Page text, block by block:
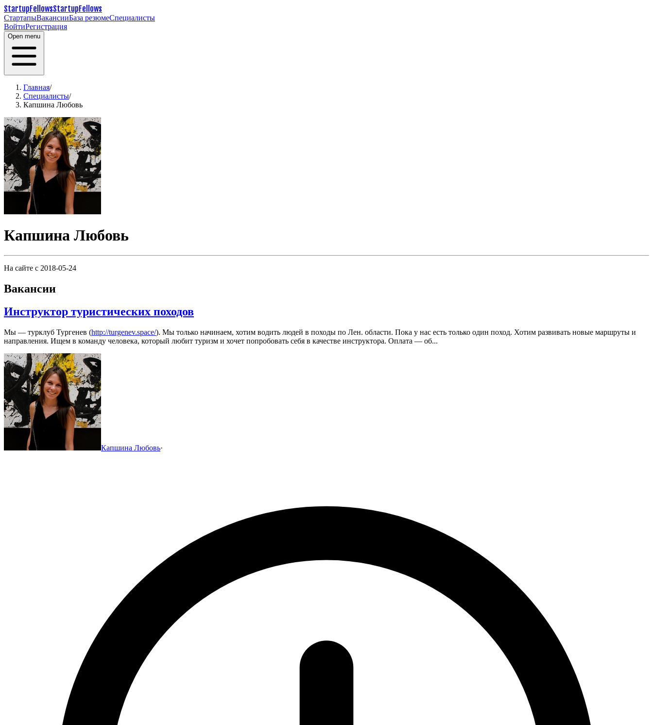
StartupFellowsStartupFellows
СтартапыВакансииБаза резюмеСпециалисты
ВойтиРегистрация
Open menu
Главная/
Специалисты/
Капшина Любовь
Капшина Любовь
На сайте с 2018-05-24
Вакансии
Инструктор туристических походов
Мы — турклуб Тургенев (http://turgenev.space/). Мы только начинаем, хотим водить людей в походы по Лен. области. Пока у нас есть только один поход. Хотим развивать новые маршруты и
направления. Ищем в команду человека, который любит туризм и хочет попробовать себя в качестве инструктора. Оплата — об...
Капшина Любовь·